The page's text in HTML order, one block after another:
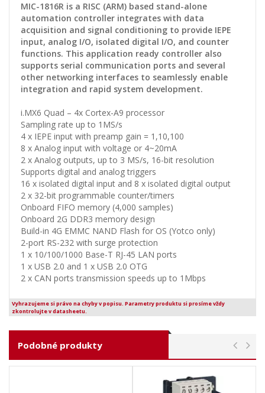
MIC-1816R is a RISC (ARM) based stand-alone
automation controller integrates with data
acquisition and signal conditioning to provide IEPE
input, analog I/O, isolated digital I/O, and counter
functions. This application ready controller also
supports serial communication ports and several
other networking interfaces to seamlessly enable
integration and rapid system development.
i.MX6 Quad – 4x Cortex-A9 processor
Sampling rate up to 1MS/s
4 x IEPE input with preamp gain = 1,10,100
8 x Analog input with voltage or 4~20mA
2 x Analog outputs, up to 3 MS/s, 16-bit resolution
Supports digital and analog triggers
16 x isolated digital input and 8 x isolated digital output
2 x 32-bit programmable counter/timers
Onboard FIFO memory (4,000 samples)
Onboard 2G DDR3 memory design
Build-in 4G EMMC NAND Flash for OS (Yotco only)
2-port RS-232 with surge protection
1 x 10/100/1000 Base-T RJ-45 LAN ports
1 x USB 2.0 and 1 x USB 2.0 OTG
2 x CAN ports transmission speeds up to 1Mbps
Vyhrazujeme si právo na chyby v popisu. Parametry produktu si prosíme vždy
zkontrolujte v datasheetu.
Podobné produkty